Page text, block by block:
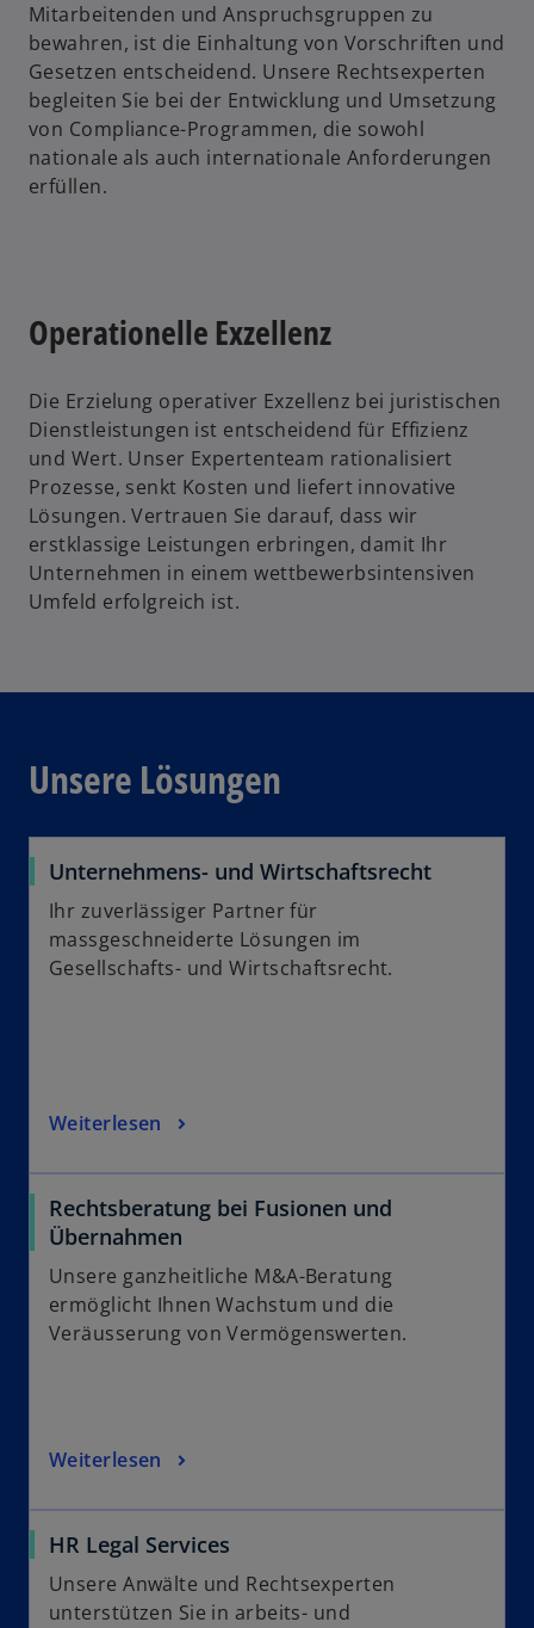
Mitarbeitenden und Anspruchsgruppen zu
bewahren, ist die Einhaltung von Vorschriften und
Gesetzen entscheidend. Unsere Rechtsexperten
begleiten Sie bei der Entwicklung und Umsetzung
von Compliance-Programmen, die sowohl
nationale als auch internationale Anforderungen
erfüllen.
Operationelle Exzellenz
Die Erzielung operativer Exzellenz bei juristischen
Dienstleistungen ist entscheidend für Effizienz
und Wert. Unser Expertenteam rationalisiert
Prozesse, senkt Kosten und liefert innovative
Lösungen. Vertrauen Sie darauf, dass wir
erstklassige Leistungen erbringen, damit Ihr
Unternehmen in einem wettbewerbsintensiven
Umfeld erfolgreich ist.
Unsere Lösungen
Unternehmens- und Wirtschaftsrecht
Ihr zuverlässiger Partner für
massgeschneiderte Lösungen im
Gesellschafts- und Wirtschaftsrecht.
Weiterlesen
Rechtsberatung bei Fusionen und
Übernahmen
Unsere ganzheitliche M&A-Beratung
ermöglicht Ihnen Wachstum und die
Veräusserung von Vermögenswerten.
Weiterlesen
HR Legal Services
Unsere Anwälte und Rechtsexperten
unterstützen Sie in arbeits- und